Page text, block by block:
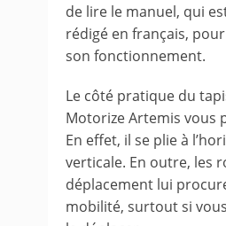
de lire le manuel, qui
rédigé en français,
son fonctionnement.
Le côté pratique du
Motorize Artemis vous
En effet, il se plie à
verticale. En outre, les
déplacement lui
mobilité, surtout si